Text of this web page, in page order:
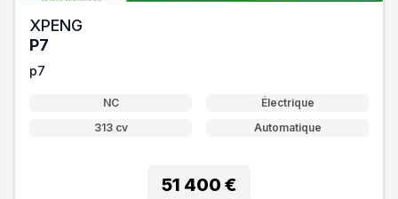
XPENG
P7
p7
NC
Électrique
313 cv
Automatique
51 400 €